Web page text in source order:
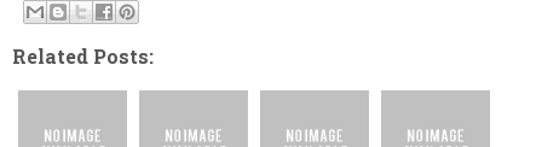
Related Posts: